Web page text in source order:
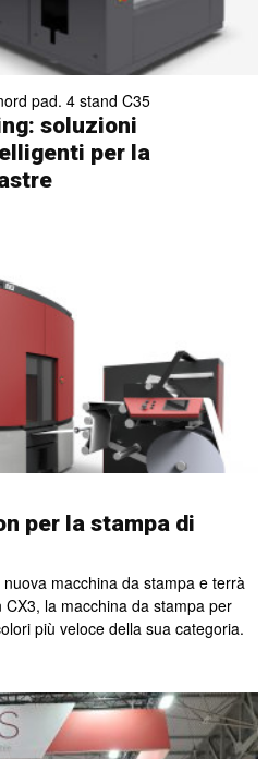
pad. 4 stand C35
soluzioni
per la
per la stampa di
macchina da stampa e terrà
la macchina da stampa per
più veloce della sua categoria.